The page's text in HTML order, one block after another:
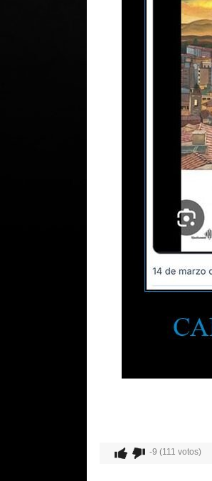
-9 (111 votos)